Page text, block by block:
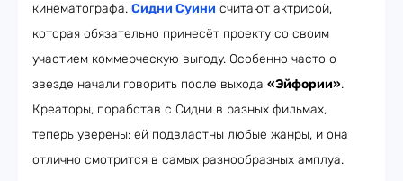
кинематографа. Сидни Суини считают актрисой,
которая обязательно принесёт проекту со своим
участием коммерческую выгоду. Особенно часто о
звезде начали говорить после выхода «Эйфории».
Креаторы, поработав с Сидни в разных фильмах,
теперь уверены: ей подвластны любые жанры, и она
отлично смотрится в самых разнообразных амплуа.